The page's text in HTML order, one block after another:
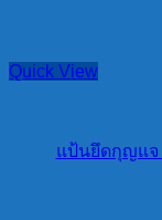
Quick View
แป้นยึดกุญแจ